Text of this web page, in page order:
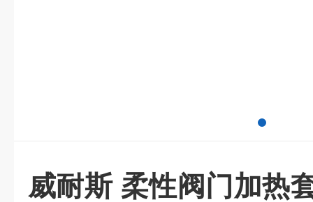
威耐斯 柔性阀门加热